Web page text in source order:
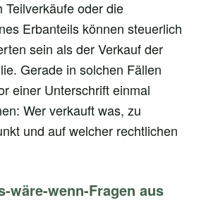
Teilverkäufe oder die
Erbanteils können steuerlich
sein als der Verkauf der
Gerade in solchen Fällen
einer Unterschrift einmal
Wer verkauft was, zu
und auf welcher rechtlichen
wäre-wenn-Fragen aus